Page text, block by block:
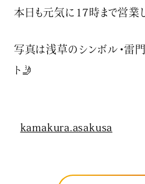
本日も元気に17時まで営業
写真は浅草のシンボル・雷
ト🤳
kamakura.asakusa